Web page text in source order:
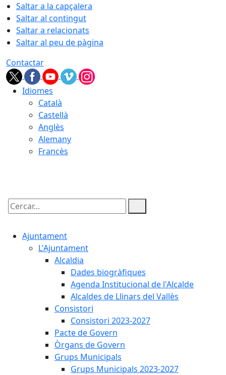
Saltar a la capçalera
Saltar al contingut
Saltar a relacionats
Saltar al peu de pàgina
Contactar
Idiomes
Català
Castellà
Anglès
Alemany
Francès
Cercar:
Ajuntament
L'Ajuntament
Alcaldia
Dades biogràfiques
Agenda Institucional de l'Alcalde
Alcaldes de Llinars del Vallès
Consistori
Consistori 2023-2027
Pacte de Govern
Òrgans de Govern
Grups Municipals
Grups Municipals 2023-2027